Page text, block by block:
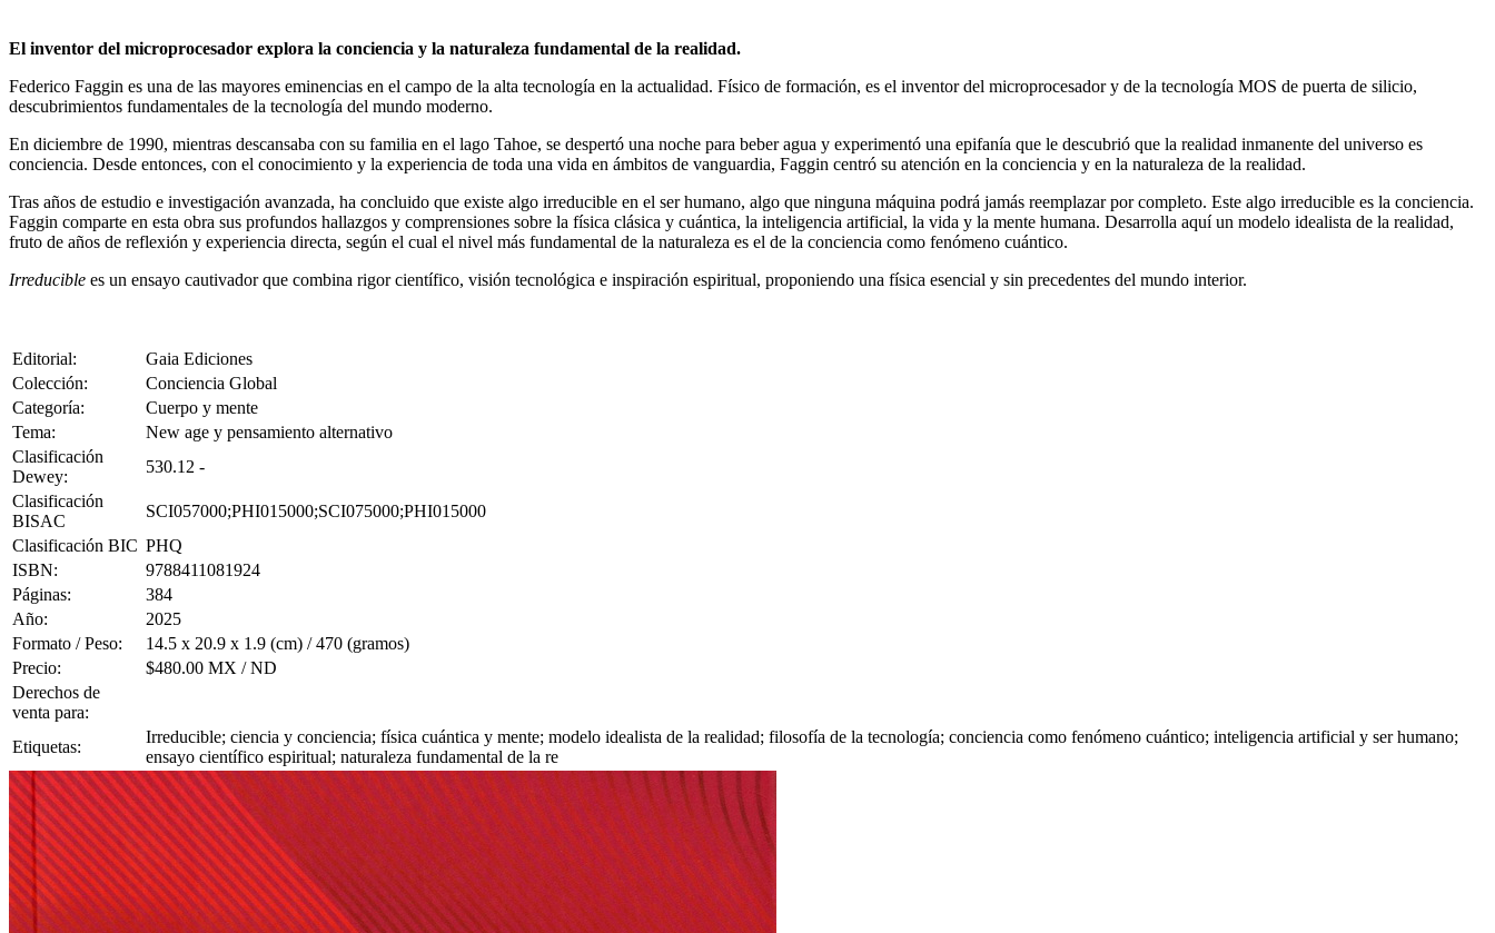
El inventor del microprocesador explora la conciencia y la naturaleza fundamental de la realidad.
Federico Faggin es una de las mayores eminencias en el campo de la alta tecnología en la actualidad. Físico de formación, es el inventor del microprocesador y de la tecnología MOS de puerta de silicio,
descubrimientos fundamentales de la tecnología del mundo moderno.
En diciembre de 1990, mientras descansaba con su familia en el lago Tahoe, se despertó una noche para beber agua y experimentó una epifanía que le descubrió que la realidad inmanente del universo es
conciencia. Desde entonces, con el conocimiento y la experiencia de toda una vida en ámbitos de vanguardia, Faggin centró su atención en la conciencia y en la naturaleza de la realidad.
Tras años de estudio e investigación avanzada, ha concluido que existe algo irreducible en el ser humano, algo que ninguna máquina podrá jamás reemplazar por completo. Este algo irreducible es la conciencia.
Faggin comparte en esta obra sus profundos hallazgos y comprensiones sobre la física clásica y cuántica, la inteligencia artificial, la vida y la mente humana. Desarrolla aquí un modelo idealista de la realidad,
fruto de años de reflexión y experiencia directa, según el cual el nivel más fundamental de la naturaleza es el de la conciencia como fenómeno cuántico.
Irreducible es un ensayo cautivador que combina rigor científico, visión tecnológica e inspiración espiritual, proponiendo una física esencial y sin precedentes del mundo interior.
Editorial:
Gaia Ediciones
Colección:
Conciencia Global
Categoría:
Cuerpo y mente
Tema:
New age y pensamiento alternativo
Clasificación
Dewey:
530.12 -
Clasificación
BISAC
SCI057000;PHI015000;SCI075000;PHI015000
Clasificación BIC PHQ
ISBN:
9788411081924
Páginas:
384
Año:
2025
Formato / Peso:
14.5 x 20.9 x 1.9 (cm) / 470 (gramos)
Precio:
$480.00 MX / ND
Derechos de
venta para:
Etiquetas:
Irreducible; ciencia y conciencia; física cuántica y mente; modelo idealista de la realidad; filosofía de la tecnología; conciencia como fenómeno cuántico; inteligencia artificial y ser humano;
ensayo científico espiritual; naturaleza fundamental de la re